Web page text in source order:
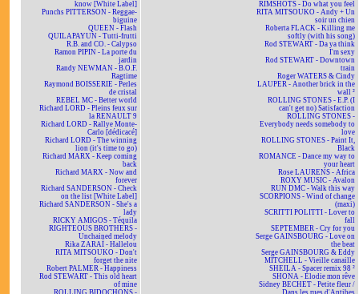
know [White Label]
Punchs PITTERSON - Reggae-
biguine
QUEEN - Flash
QUILAPAYUN - Tutti-frutti
R.B. and CO. - Calypso
Ramon PIPIN - La porte du
jardin
Randy NEWMAN - B.O.F.
Ragtime
Raymond BOISSERIE - Perles
de cristal
REBEL MC - Better world
Richard LORD - Pleins feux sur
la RENAULT 9
Richard LORD - Rallye Monte-
Carlo [dédicacé]
Richard LORD - The winning
lion (it's time to go)
Richard MARX - Keep coming
back
Richard MARX - Now and
forever
Richard SANDERSON - Check
on the list [White Label]
Richard SANDERSON - She's a
lady
RICKY AMIGOS - Téquila
RIGHTEOUS BROTHERS -
Unchained melody
Rika ZARAÏ - Hallelou
RITA MITSOUKO - Don't
forget the nite
Robert PALMER - Happiness
Rod STEWART - This old heart
of mine
ROLLING BIDOCHONS -
RIMSHOTS - Do what you feel
RITA MITSOUKO - Andy + Un
soir un chien
Roberta FLACK - Killing me
softly (with his song)
Rod STEWART - Da ya think
I'm sexy
Rod STEWART - Downtown
train
Roger WATERS & Cindy
LAUPER - Another brick in the
wall ²
ROLLING STONES - E.P. (I
can't get no) Satisfaction
ROLLING STONES -
Everybody needs somebody to
love
ROLLING STONES - Paint It,
Black
ROMANCE - Dance my way to
your heart
Rose LAURENS - Africa
ROXY MUSIC - Avalon
RUN DMC - Walk this way
SCORPIONS - Wind of change
(maxi)
SCRITTI POLITTI - Lover to
fall
SEPTEMBER - Cry for you
Serge GAINSBOURG - Love on
the beat
Serge GAINSBOURG & Eddy
MITCHELL - Vieille canaille
SHEILA - Spacer remix 98 ²
SHONA - Elodie mon rêve
Sidney BECHET - Petite fleur /
Dans les rues d'Antibes